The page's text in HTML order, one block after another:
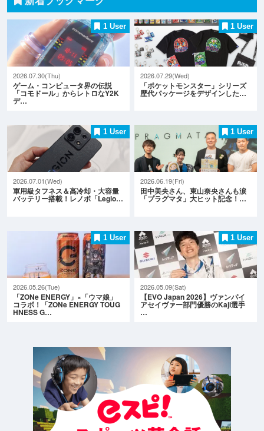
1 User
2026.07.30(Thu)
ゲーム・コンピュータ界の伝説
「コモドール」からレトロなY2K
デ…
1 User
2026.07.29(Wed)
「ポケットモンスター」シリーズ
歴代パッケージをデザインした…
1 User
2026.07.01(Wed)
軍用級タフネス＆高冷却・大容量
バッテリー搭載！レノボ「Legio…
1 User
2026.06.19(Fri)
田中美央さん、東山奈央さんも涙
「プラグマタ」大ヒット記念！…
1 User
2026.05.26(Tue)
「ZONe ENERGY」×「ウマ娘」
コラボ！「ZONe ENERGY TOUG
HNESS G…
1 User
2026.05.09(Sat)
【EVO Japan 2026】ヴァンパイ
アセイヴァー部門優勝のKaji選手
…